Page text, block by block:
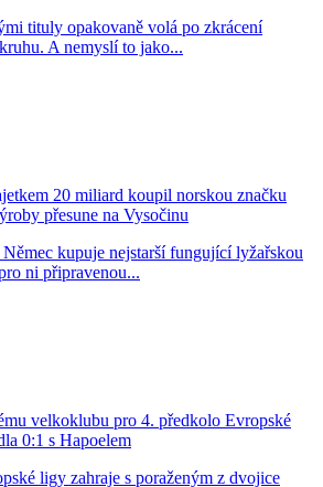
tituly opakovaně volá po zkrácení
A nemyslí to jako...
20 miliard koupil norskou značku
přesune na Vysočinu
kupuje nejstarší fungující lyžařskou
ni připravenou...
velkoklubu pro 4. předkolo Evropské
0:1 s Hapoelem
ligy zahraje s poraženým z dvojice